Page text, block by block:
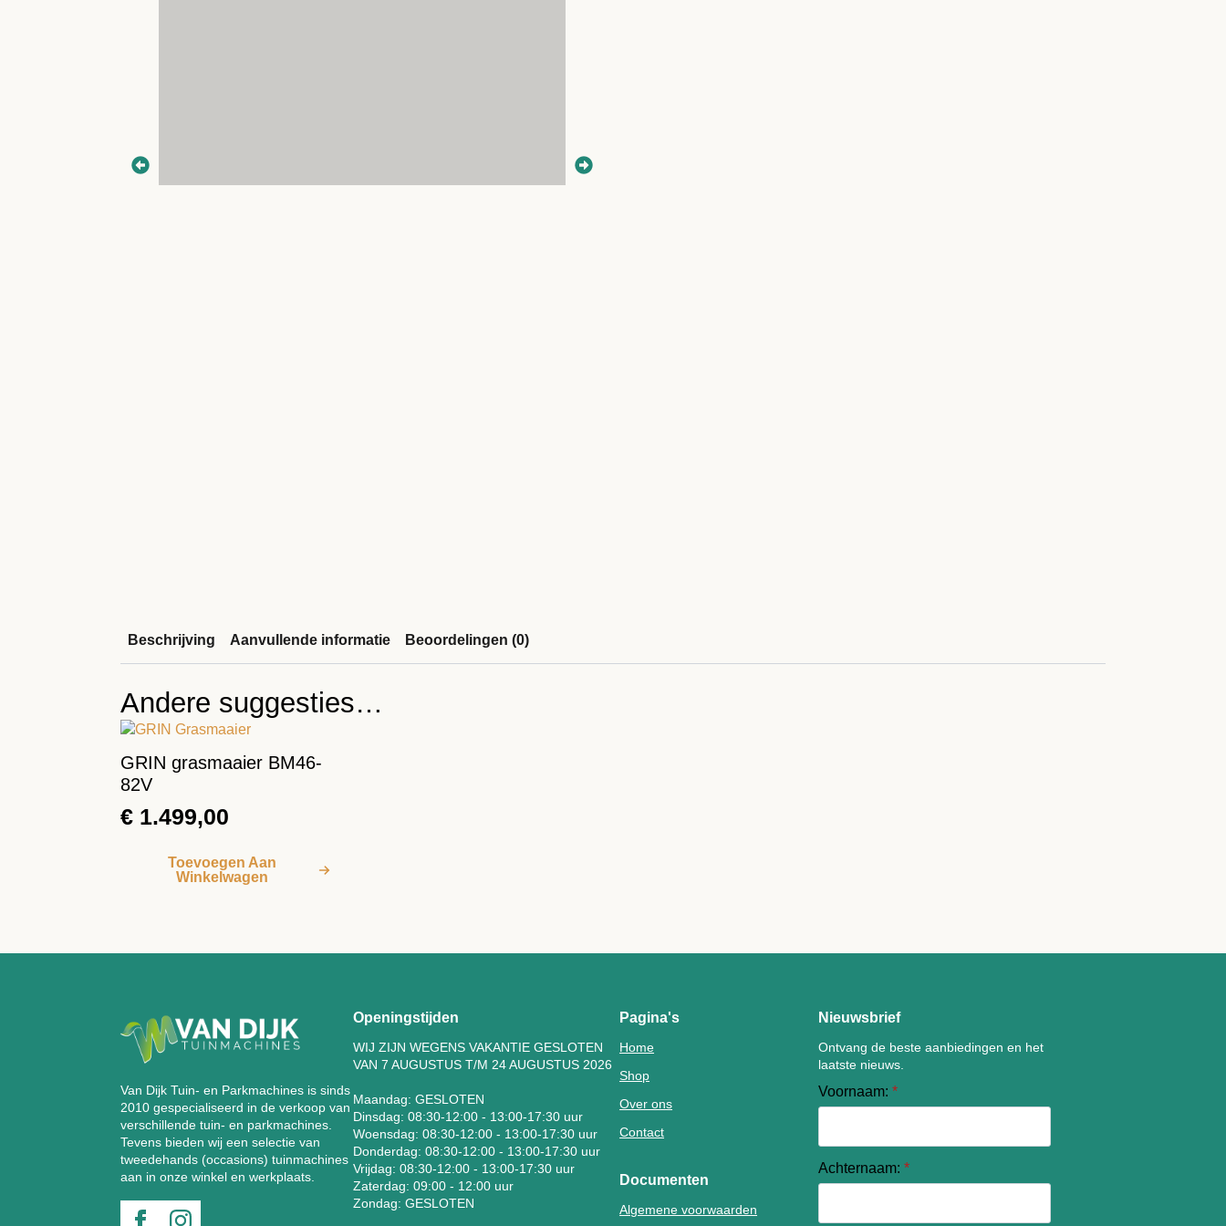
Beschrijving Aanvullende informatie Beoordelingen (0)
Andere suggesties…
GRIN grasmaaier BM46-
82V
€ 1.499,00
Toevoegen Aan
Winkelwagen
Van Dijk Tuin- en Parkmachines is sinds
2010 gespecialiseerd in de verkoop van
verschillende tuin- en parkmachines.
Tevens bieden wij een selectie van
tweedehands (occasions) tuinmachines
aan in onze winkel en werkplaats.
Openingstijden
WIJ ZIJN WEGENS VAKANTIE GESLOTEN
VAN 7 AUGUSTUS T/M 24 AUGUSTUS 2026
Maandag: GESLOTEN
Dinsdag: 08:30-12:00 - 13:00-17:30 uur
Woensdag: 08:30-12:00 - 13:00-17:30 uur
Donderdag: 08:30-12:00 - 13:00-17:30 uur
Vrijdag: 08:30-12:00 - 13:00-17:30 uur
Zaterdag: 09:00 - 12:00 uur
Zondag: GESLOTEN
Pagina's
Home
Shop
Over ons
Contact
Documenten
Algemene voorwaarden
Nieuwsbrief
Ontvang de beste aanbiedingen en het
laatste nieuws.
Voornaam: *
Achternaam: *